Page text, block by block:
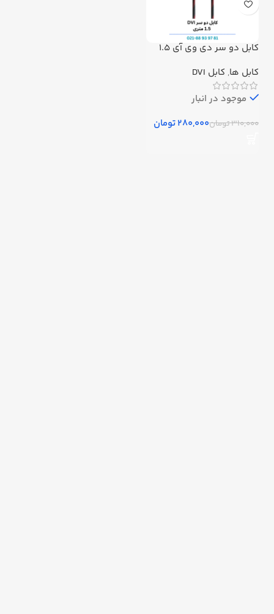
کابل دو سر دی وی آی 1.5
کابل ها, کابل DVI
موجود در انبار
310,000تومان280,000تومان